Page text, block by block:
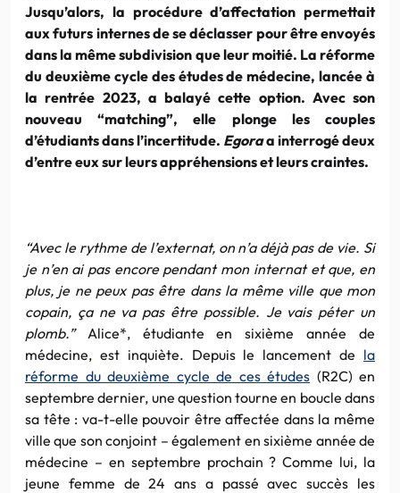
Jusqu’alors, la procédure d’affectation permettait
aux futurs internes de se déclasser pour être envoyés
dans la même subdivision que leur moitié. La réforme
du deuxième cycle des études de médecine, lancée à
la rentrée 2023, a balayé cette option. Avec son
nouveau “matching”, elle plonge les couples
d’étudiants dans l’incertitude. Egoraa interrogé deux
d’entre eux sur leurs appréhensions et leurs craintes.
“Avec le rythme de l’externat, on n’a déjà pas de vie. Si
je n’en ai pas encore pendant mon internat et que, en
plus, je ne peux pas être dans la même ville que mon
copain, ça ne va pas être possible. Je vais péter un
plomb.”Alice*, étudiante en sixième année de
médecine, est inquiète. Depuis le lancement de la
réforme du deuxième cycle de ces études (R2C) en
septembre dernier, une question tourne en boucle dans
sa tête : va-t-elle pouvoir être affectée dans la même
ville que son conjoint – également en sixième année de
médecine – en septembre prochain ? Comme lui, la
jeune femme de 24 ans a passé avec succès les